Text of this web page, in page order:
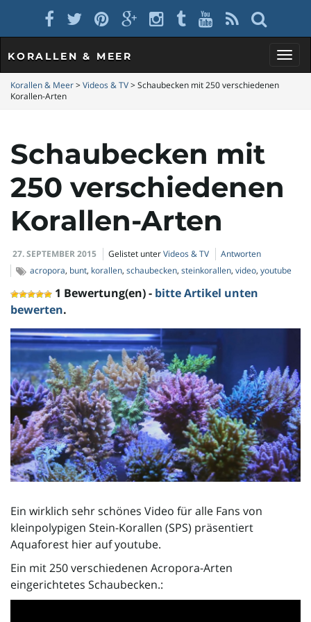
t
e
KORALLEN & MEER
Korallen & Meer>Videos & TV>Schaubecken mit 250 verschiedenen
Korallen-Arten
Schaubecken mit
250 verschiedenen
Korallen-Arten
27. SEPTEMBER 2015 Gelistet unterVideos & TV
Antworten
acropora, bunt, korallen, schaubecken, steinkorallen, video, youtube
1 Bewertung(en) - bitte Artikel unten
bewerten.
Ein wirklich sehr schönes Video für alle Fans von
kleinpolypigen Stein-Korallen (SPS) präsentiert
Aquaforest hier auf youtube.
Ein mit 250 verschiedenen Acropora-Arten
eingerichtetes Schaubecken.: